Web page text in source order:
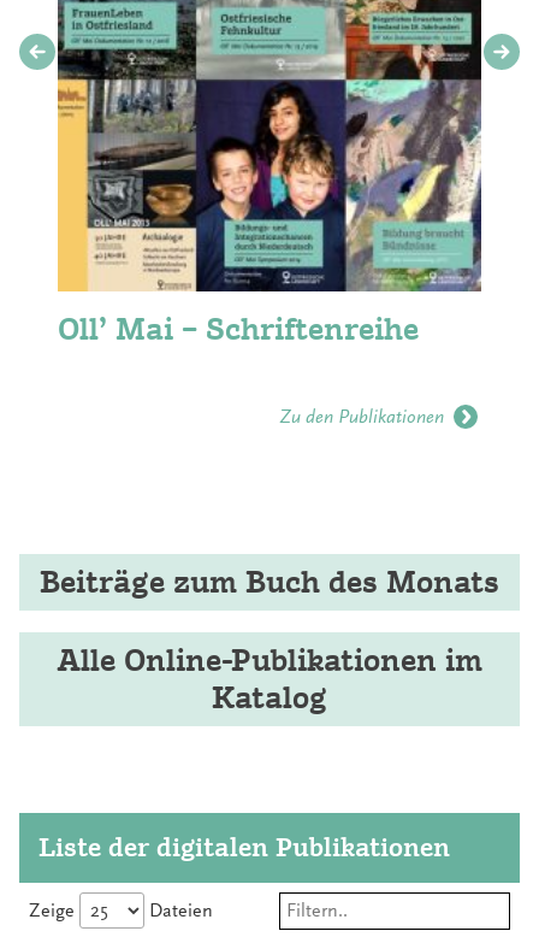
Oll’ Mai – Schriftenreihe
Zu den Publikationen
Beiträge zum Buch des Monats
Alle Online-Publikationen im
Katalog
Liste der digitalen Publikationen
Zeige Dateien